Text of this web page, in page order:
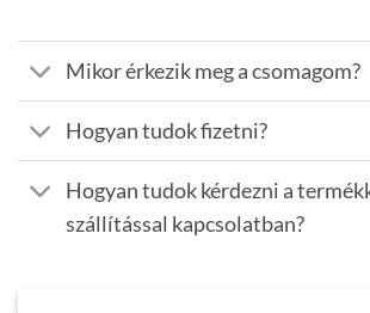
Mikor érkezik meg a csomagom?
Hogyan tudok fizetni?
Hogyan tudok kérdezni a
szállítással kapcsolatban?